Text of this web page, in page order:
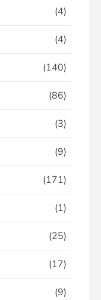
(4)
(4)
(140)
(86)
(3)
(9)
(171)
(1)
(25)
(17)
(9)